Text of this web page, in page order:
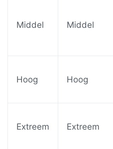
Middel Middel
Hoog Hoog
Extreem Extreem